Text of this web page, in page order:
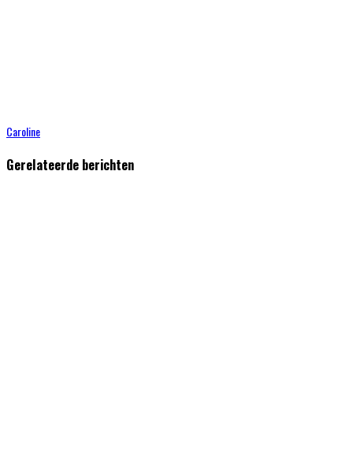
Caroline
Gerelateerde berichten